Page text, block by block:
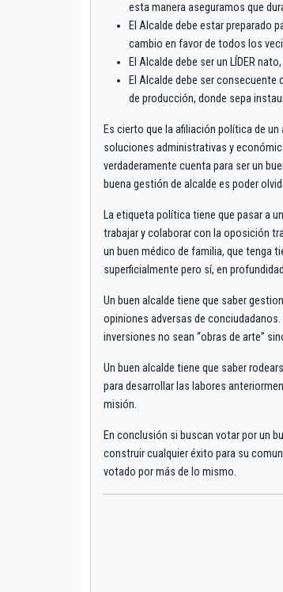
esta manera aseguramos que
El Alcalde debe estar preparado
cambio en favor de todos los
El Alcalde debe ser un LÍDER
El Alcalde debe ser consecuente
de producción, donde sepa
Es cierto que la afiliación política de
soluciones administrativas y
verdaderamente cuenta para ser un
buena gestión de alcalde es poder
La etiqueta política tiene que pasar a
trabajar y colaborar con la oposición
un buen médico de familia, que tenga
superficialmente pero sí, en
Un buen alcalde tiene que saber
opiniones adversas de
inversiones no sean “obras de arte”
Un buen alcalde tiene que saber
para desarrollar las labores
misión.
En conclusión si buscan votar por un
construir cualquier éxito para su
votado por más de lo mismo.